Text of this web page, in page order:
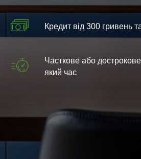
Кредит від 300 гривень
Часткове або
який час